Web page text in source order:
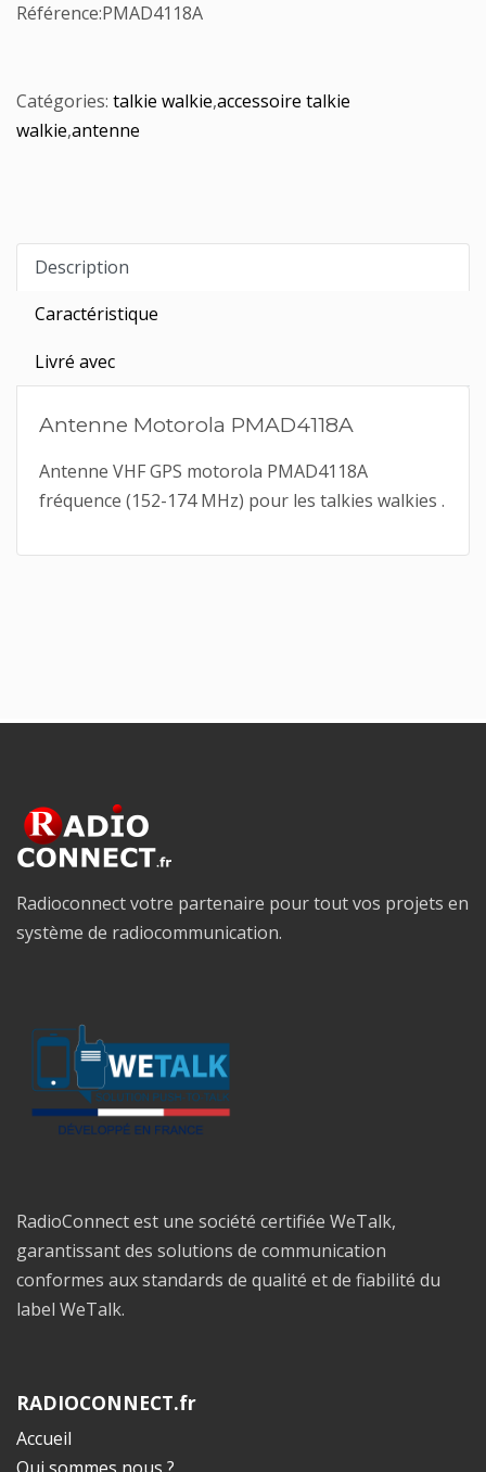
Référence:PMAD4118A
Catégories: talkie walkie,accessoire talkie
walkie,antenne
Description
Caractéristique
Livré avec
Antenne Motorola PMAD4118A
Antenne VHF GPS motorola PMAD4118A
fréquence (152-174 MHz) pour les talkies walkies .
Radioconnect votre partenaire pour tout vos projets en
système de radiocommunication.
RadioConnect est une société certifiée WeTalk,
garantissant des solutions de communication
conformes aux standards de qualité et de fiabilité du
label WeTalk.
RADIOCONNECT.fr
Accueil